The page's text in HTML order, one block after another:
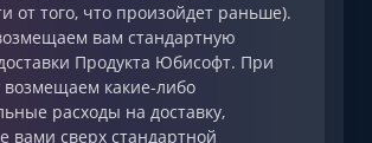
от того, что произойдет раньше).
вам стандартную
Продукта Юбисофт. При
какие-либо
расходы на доставку,
вами сверх стандартной